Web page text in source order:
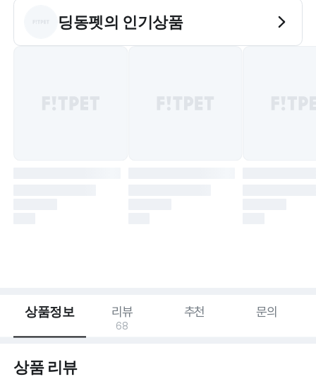
딩동펫의 인기상품
상품정보 리뷰
68
추천 문의
상품 리뷰